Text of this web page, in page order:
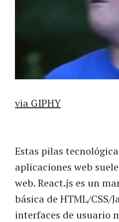
via GIPHY
Estas pilas
aplicaciones web
web. React.js es un
básica de HTML/CSS/
interfaces de usuario